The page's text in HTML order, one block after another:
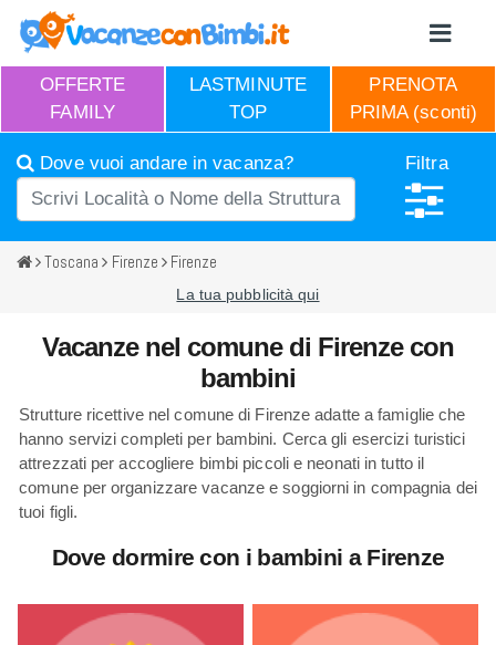
OFFERTE
FAMILY
LASTMINUTE
TOP
PRENOTA
PRIMA (sconti)
Dove vuoi andare in vacanza? Filtra
Toscana Firenze Firenze
La tua pubblicità qui
Vacanze nel comune di Firenze con
bambini
Strutture ricettive nel comune di Firenze adatte a famiglie che
hanno servizi completi per bambini. Cerca gli esercizi turistici
attrezzati per accogliere bimbi piccoli e neonati in tutto il
comune per organizzare vacanze e soggiorni in compagnia dei
tuoi figli.
Dove dormire con i bambini a Firenze